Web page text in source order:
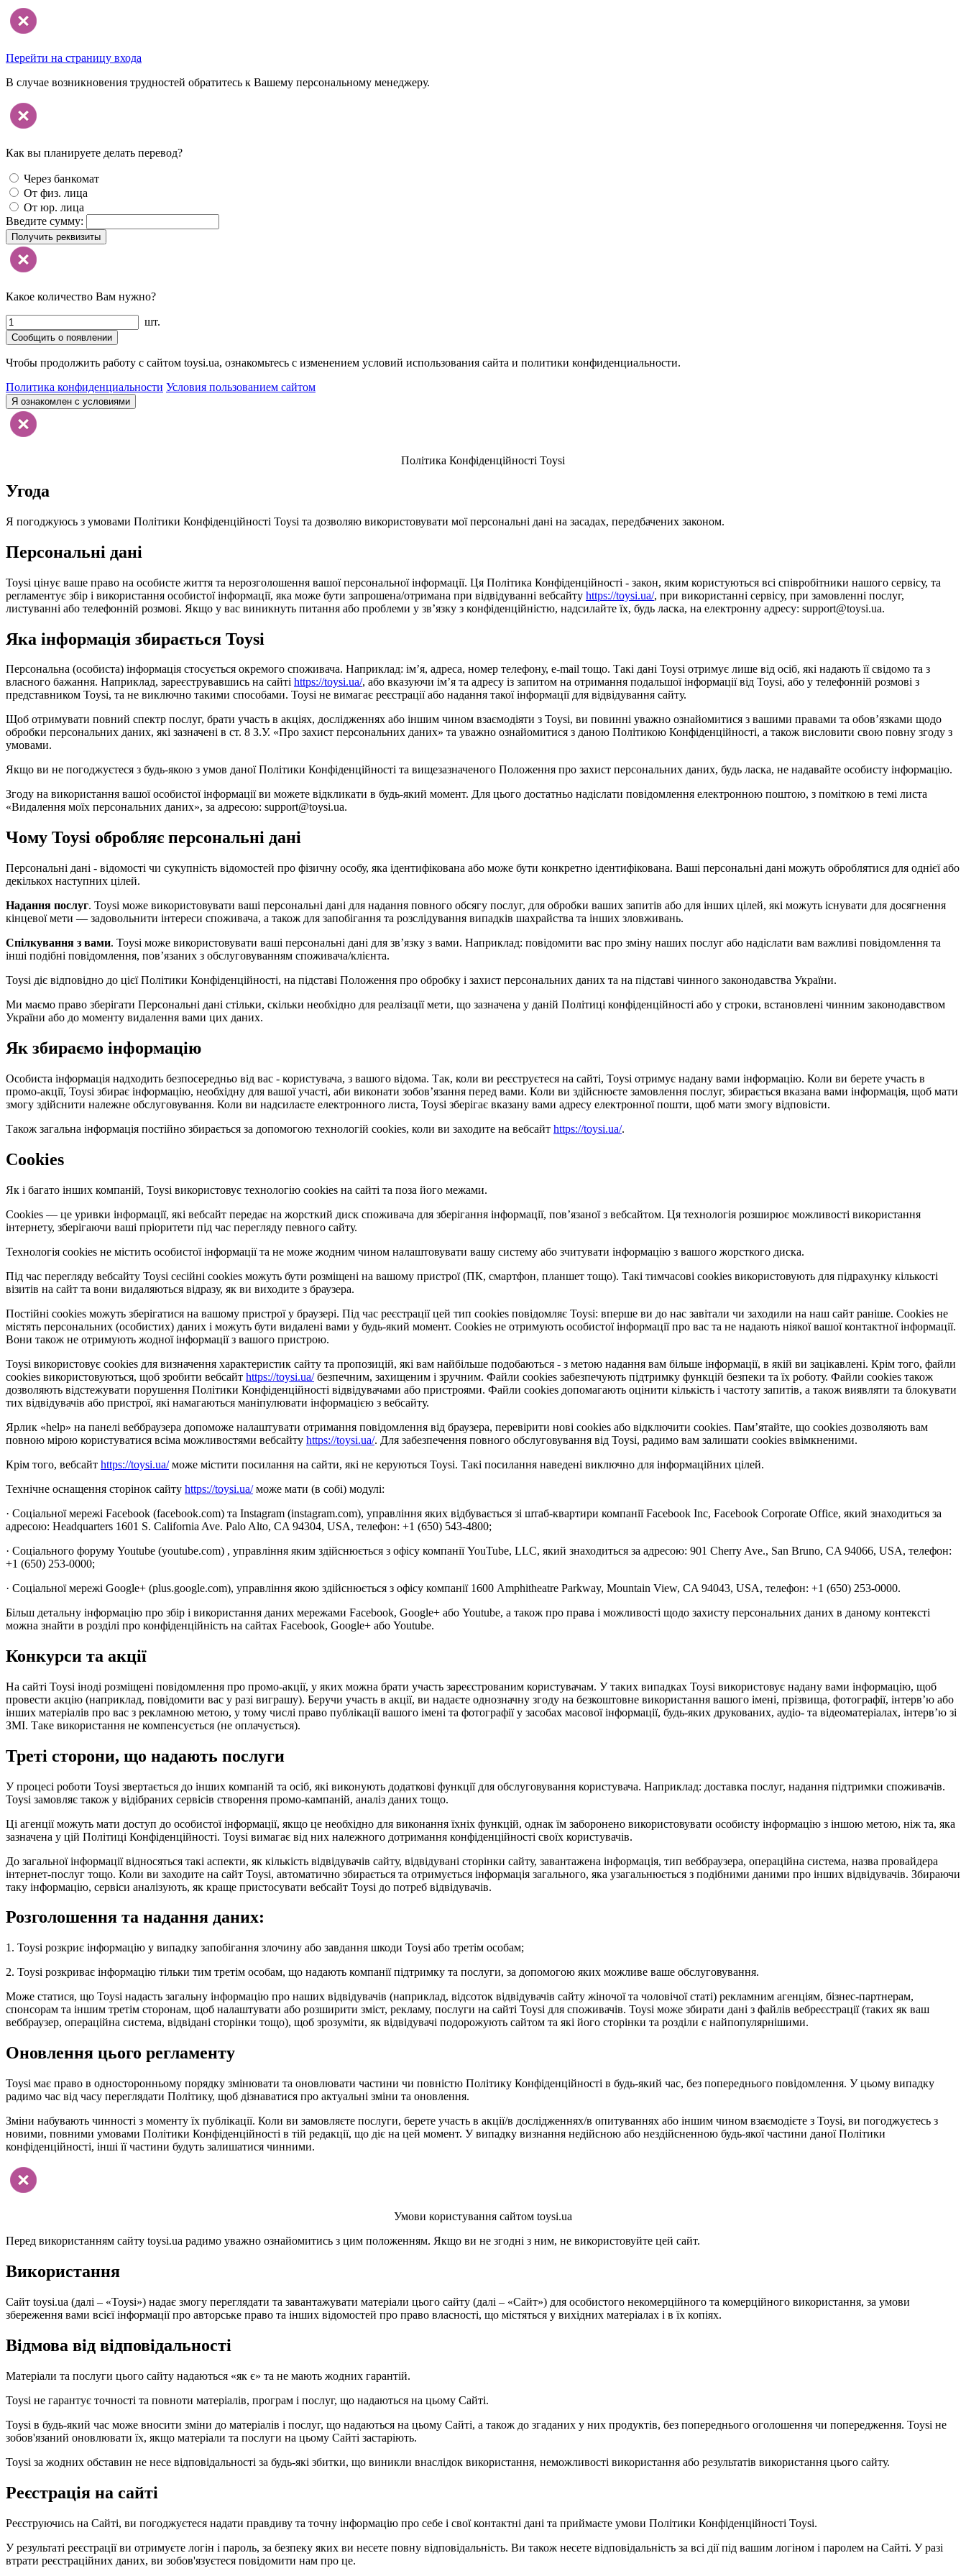
Перейти на страницу входа
В случае возникновения трудностей обратитесь к Вашему персональному менеджеру.
Как вы планируете делать перевод?
Через банкомат
От физ. лица
От юр. лица
Введите сумму:
Получить реквизиты
Какое количество Вам нужно?
шт.
Сообщить о появлении
Чтобы продолжить работу с сайтом toysi.ua, ознакомьтесь с изменением условий использования сайта и политики конфиденциальности.
Политика конфиденциальности Условия пользованием сайтом
Я ознакомлен с условиями
Політика Конфіденційності Toysi
Угода
Я погоджуюсь з умовами Політики Конфіденційності Toysi та дозволяю використовувати мої персональні дані на засадах, передбачених законом.
Персональні дані
Toysi цінує ваше право на особисте життя та нерозголошення вашої персональної інформації. Ця Політика Конфіденційності - закон, яким користуються всі співробітники нашого сервісу, та
регламентує збір і використання особистої інформації, яка може бути запрошена/отримана при відвідуванні вебсайту https://toysi.ua/, при використанні сервісу, при замовленні послуг,
листуванні або телефонній розмові. Якщо у вас виникнуть питання або проблеми у зв’язку з конфіденційністю, надсилайте їх, будь ласка, на електронну адресу: support@toysi.ua.
Яка інформація збирається Toysi
Персональна (особиста) інформація стосується окремого споживача. Наприклад: ім’я, адреса, номер телефону, e-mail тощо. Такі дані Toysi отримує лише від осіб, які надають її свідомо та з
власного бажання. Наприклад, зареєструвавшись на сайті https://toysi.ua/, або вказуючи ім’я та адресу із запитом на отримання подальшої інформації від Toysi, або у телефонній розмові з
представником Toysi, та не виключно такими способами. Toysi не вимагає реєстрації або надання такої інформації для відвідування сайту.
Щоб отримувати повний спектр послуг, брати участь в акціях, дослідженнях або іншим чином взаємодіяти з Toysi, ви повинні уважно ознайомитися з вашими правами та обов’язками щодо
обробки персональних даних, які зазначені в ст. 8 З.У. «Про захист персональних даних» та уважно ознайомитися з даною Політикою Конфіденційності, а також висловити свою повну згоду з
умовами.
Якщо ви не погоджуєтеся з будь-якою з умов даної Політики Конфіденційності та вищезазначеного Положення про захист персональних даних, будь ласка, не надавайте особисту інформацію.
Згоду на використання вашої особистої інформації ви можете відкликати в будь-який момент. Для цього достатньо надіслати повідомлення електронною поштою, з поміткою в темі листа
«Видалення моїх персональних даних», за адресою: support@toysi.ua.
Чому Toysi обробляє персональні дані
Персональні дані - відомості чи сукупність відомостей про фізичну особу, яка ідентифікована або може бути конкретно ідентифікована. Ваші персональні дані можуть оброблятися для однієї або
декількох наступних цілей.
Надання послуг. Toysi може використовувати ваші персональні дані для надання повного обсягу послуг, для обробки ваших запитів або для інших цілей, які можуть існувати для досягнення
кінцевої мети — задовольнити інтереси споживача, а також для запобігання та розслідування випадків шахрайства та інших зловживань.
Спілкування з вами. Toysi може використовувати ваші персональні дані для зв’язку з вами. Наприклад: повідомити вас про зміну наших послуг або надіслати вам важливі повідомлення та
інші подібні повідомлення, пов’язаних з обслуговуванням споживача/клієнта.
Toysi діє відповідно до цієї Політики Конфіденційності, на підставі Положення про обробку і захист персональних даних та на підставі чинного законодавства України.
Ми маємо право зберігати Персональні дані стільки, скільки необхідно для реалізації мети, що зазначена у даній Політиці конфіденційності або у строки, встановлені чинним законодавством
України або до моменту видалення вами цих даних.
Як збираємо інформацію
Особиста інформація надходить безпосередньо від вас - користувача, з вашого відома. Так, коли ви реєструєтеся на сайті, Toysi отримує надану вами інформацію. Коли ви берете участь в
промо-акції, Toysi збирає інформацію, необхідну для вашої участі, аби виконати зобов’язання перед вами. Коли ви здійснюєте замовлення послуг, збирається вказана вами інформація, щоб мати
змогу здійснити належне обслуговування. Коли ви надсилаєте електронного листа, Toysi зберігає вказану вами адресу електронної пошти, щоб мати змогу відповісти.
Також загальна інформація постійно збирається за допомогою технологій cookies, коли ви заходите на вебсайт https://toysi.ua/.
Cookies
Як і багато інших компаній, Toysi використовує технологію cookies на сайті та поза його межами.
Cookies — це уривки інформації, які вебсайт передає на жорсткий диск споживача для зберігання інформації, пов’язаної з вебсайтом. Ця технологія розширює можливості використання
інтернету, зберігаючи ваші пріоритети під час перегляду певного сайту.
Технологія cookies не містить особистої інформації та не може жодним чином налаштовувати вашу систему або зчитувати інформацію з вашого жорсткого диска.
Під час перегляду вебсайту Toysi сесійні cookies можуть бути розміщені на вашому пристрої (ПК, смартфон, планшет тощо). Такі тимчасові cookies використовують для підрахунку кількості
візитів на сайт та вони видаляються відразу, як ви виходите з браузера.
Постійні cookies можуть зберігатися на вашому пристрої у браузері. Під час реєстрації цей тип cookies повідомляє Toysi: вперше ви до нас завітали чи заходили на наш сайт раніше. Cookies не
містять персональних (особистих) даних і можуть бути видалені вами у будь-який момент. Сookies не отримують особистої інформації про вас та не надають ніякої вашої контактної інформації.
Вони також не отримують жодної інформації з вашого пристрою.
Toysi використовує cookies для визначення характеристик сайту та пропозицій, які вам найбільше подобаються - з метою надання вам більше інформації, в якій ви зацікавлені. Крім того, файли
cookies використовуються, щоб зробити вебсайт https://toysi.ua/безпечним, захищеним і зручним. Файли cookies забезпечують підтримку функцій безпеки та їх роботу. Файли cookies також
дозволяють відстежувати порушення Політики Конфіденційності відвідувачами або пристроями. Файли cookies допомагають оцінити кількість і частоту запитів, а також виявляти та блокувати
тих відвідувачів або пристрої, які намагаються маніпулювати інформацією з вебсайту.
Ярлик «help» на панелі веббраузера допоможе налаштувати отримання повідомлення від браузера, перевірити нові cookies або відключити cookies. Пам’ятайте, що cookies дозволяють вам
повною мірою користуватися всіма можливостями вебсайту https://toysi.ua/. Для забезпечення повного обслуговування від Toysi, радимо вам залишати cookies ввімкненими.
Крім того, вебсайт https://toysi.ua/може містити посилання на сайти, які не керуються Toysi. Такі посилання наведені виключно для інформаційних цілей.
Технічне оснащення сторінок сайту https://toysi.ua/може мати (в собі) модулі:
· Соціальної мережі Facebook (facebook.com) та Instagram (instagram.com), управління яких відбувається зі штаб-квартири компанії Facebook Inc, Facebook Corporate Office, який знаходиться за
адресою: Headquarters 1601 S. California Ave. Palo Alto, CA 94304, USA, телефон: +1 (650) 543-4800;
· Соціального форуму Youtube (youtube.com) , управління яким здійснюється з офісу компанії YouTube, LLC, який знаходиться за адресою: 901 Cherry Ave., San Bruno, CA 94066, USA, телефон:
+1 (650) 253-0000;
· Соціальної мережі Google+ (plus.google.com), управління якою здійснюється з офісу компанії 1600 Amphitheatre Parkway, Mountain View, CA 94043, USA, телефон: +1 (650) 253-0000.
Більш детальну інформацію про збір і використання даних мережами Facebook, Google+ або Youtube, а також про права і можливості щодо захисту персональних даних в даному контексті
можна знайти в розділі про конфіденційність на сайтах Facebook, Google+ або Youtube.
Конкурси та акції
На сайті Toysi іноді розміщені повідомлення про промо-акції, у яких можна брати участь зареєстрованим користувачам. У таких випадках Toysi використовує надану вами інформацію, щоб
провести акцію (наприклад, повідомити вас у разі виграшу). Беручи участь в акції, ви надаєте однозначну згоду на безкоштовне використання вашого імені, прізвища, фотографії, інтерв’ю або
інших матеріалів про вас з рекламною метою, у тому числі право публікації вашого імені та фотографії у засобах масової інформації, будь-яких друкованих, аудіо- та відеоматеріалах, інтерв’ю зі
ЗМІ. Таке використання не компенсується (не оплачується).
Треті сторони, що надають послуги
У процесі роботи Toysi звертається до інших компаній та осіб, які виконують додаткові функції для обслуговування користувача. Наприклад: доставка послуг, надання підтримки споживачів.
Toysi замовляє також у відібраних сервісів створення промо-кампаній, аналіз даних тощо.
Ці агенції можуть мати доступ до особистої інформації, якщо це необхідно для виконання їхніх функцій, однак їм заборонено використовувати особисту інформацію з іншою метою, ніж та, яка
зазначена у цій Політиці Конфіденційності. Toysi вимагає від них належного дотримання конфіденційності своїх користувачів.
До загальної інформації відносяться такі аспекти, як кількість відвідувачів сайту, відвідувані сторінки сайту, завантажена інформація, тип веббраузера, операційна система, назва провайдера
інтернет-послуг тощо. Коли ви заходите на сайт Toysi, автоматично збирається та отримується інформація загального, яка узагальнюється з подібними даними про інших відвідувачів. Збираючи
таку інформацію, сервіси аналізують, як краще пристосувати вебсайт Toysi до потреб відвідувачів.
Розголошення та надання даних:
1. Toysi розкриє інформацію у випадку запобігання злочину або завдання шкоди Toysi або третім особам;
2. Toysi розкриває інформацію тільки тим третім особам, що надають компанії підтримку та послуги, за допомогою яких можливе ваше обслуговування.
Може статися, що Toysi надасть загальну інформацію про наших відвідувачів (наприклад, відсоток відвідувачів сайту жіночої та чоловічої статі) рекламним агенціям, бізнес-партнерам,
спонсорам та іншим третім сторонам, щоб налаштувати або розширити зміст, рекламу, послуги на сайті Toysi для споживачів. Toysi може збирати дані з файлів вебреєстрації (таких як ваш
веббраузер, операційна система, відвідані сторінки тощо), щоб зрозуміти, як відвідувачі подорожують сайтом та які його сторінки та розділи є найпопулярнішими.
Оновлення цього регламенту
Toysi має право в односторонньому порядку змінювати та оновлювати частини чи повністю Політику Конфіденційності в будь-який час, без попереднього повідомлення. У цьому випадку
радимо час від часу переглядати Політику, щоб дізнаватися про актуальні зміни та оновлення.
Зміни набувають чинності з моменту їх публікації. Коли ви замовляєте послуги, берете участь в акції/в дослідженнях/в опитуваннях або іншим чином взаємодієте з Toysi, ви погоджуєтесь з
новими, повними умовами Політики Конфіденційності в тій редакції, що діє на цей момент. У випадку визнання недійсною або нездійсненною будь-якої частини даної Політики
конфіденційності, інші її частини будуть залишатися чинними.
Умови користування сайтом toysi.ua
Перед використанням сайту toysi.ua радимо уважно ознайомитись з цим положенням. Якщо ви не згодні з ним, не використовуйте цей сайт.
Використання
Сайт toysi.ua (далі – «Toysi») надає змогу переглядати та завантажувати матеріали цього сайту (далі – «Сайт») для особистого некомерційного та комерційного використання, за умови
збереження вами всієї інформації про авторське право та інших відомостей про право власності, що містяться у вихідних матеріалах і в їх копіях.
Відмова від відповідальності
Матеріали та послуги цього сайту надаються «як є» та не мають жодних гарантій.
Toysi не гарантує точності та повноти матеріалів, програм і послуг, що надаються на цьому Сайті.
Toysi в будь-який час може вносити зміни до матеріалів і послуг, що надаються на цьому Сайті, а також до згаданих у них продуктів, без попереднього оголошення чи попередження. Toysi не
зобов'язаний оновлювати їх, якщо матеріали та послуги на цьому Сайті застаріють.
Toysi за жодних обставин не несе відповідальності за будь-які збитки, що виникли внаслідок використання, неможливості використання або результатів використання цього сайту.
Реєстрація на сайті
Реєструючись на Сайті, ви погоджуєтеся надати правдиву та точну інформацію про себе і свої контактні дані та приймаєте умови Політики Конфіденційності Toysi.
У результаті реєстрації ви отримуєте логін і пароль, за безпеку яких ви несете повну відповідальність. Ви також несете відповідальність за всі дії під вашим логіном і паролем на Сайті. У разі
втрати реєстраційних даних, ви зобов'язуєтеся повідомити нам про це.